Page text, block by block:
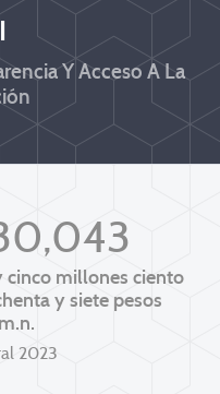
Y Acceso A La
millones ciento
y siete pesos
2023